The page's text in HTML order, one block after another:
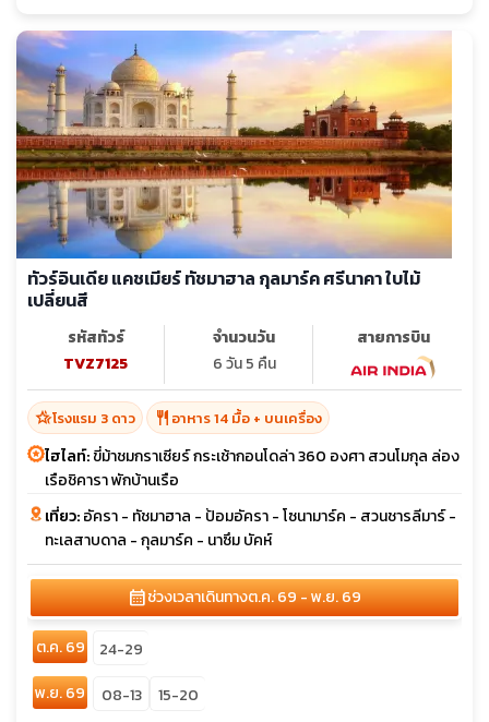
ทัวร์อินเดีย แคชเมียร์ ทัชมาฮาล กุลมาร์ค ศรีนาคา ใบไม้
เปลี่ยนสี
รหัสทัวร์
TVZ7125
จำนวนวัน
6 วัน 5 คืน
สายการบิน
hotel_classโรงแรม 3 ดาว restaurant อาหาร 14 มื้อ + บนเครื่อง
ไฮไลท์:ขี่ม้าชมกราเซียร์ กระเช้ากอนโดล่า 360 องศา สวนโมกุล ล่อง
เรือชิคารา พักบ้านเรือ
เที่ยว:อัครา - ทัชมาฮาล - ป้อมอัครา - โซนามาร์ค - สวนชารลีมาร์ -
ทะเลสาบดาล - กุลมาร์ค - นาซึม บัคห์
calendar_monthช่วงเวลาเดินทางต.ค. 69 - พ.ย. 69
ต.ค. 69
24-29
พ.ย. 69
08-13 15-20